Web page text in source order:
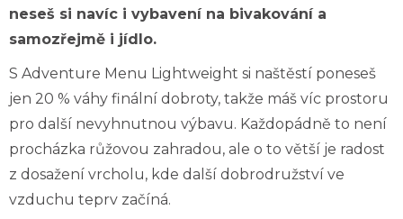
neseš si navíc i vybavení na bivakování a
samozřejmě i jídlo.
S Adventure Menu Lightweight si naštěstí poneseš
jen 20 % váhy finální dobroty, takže máš víc prostoru
pro další nevyhnutnou výbavu. Každopádně to není
procházka růžovou zahradou, ale o to větší je radost
z dosažení vrcholu, kde další dobrodružství ve
vzduchu teprv začíná.
D
o
p
o
r
u
č
u